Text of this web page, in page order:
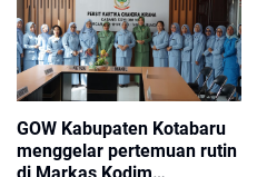
GOW Kabupaten Kotabaru
menggelar pertemuan rutin